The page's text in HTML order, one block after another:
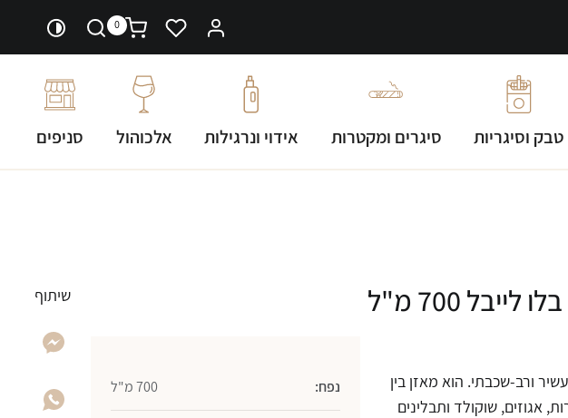
0
טבק וסיגריות סיגרים ומקטרות אידוי ונרגילות אלכוהול סניפים
700 מ"ל
ורב-שכבתי. הוא מאזן בין
אגוזים, שוקולד ותבלינים
נפח: 700 מ"ל
שיתוף